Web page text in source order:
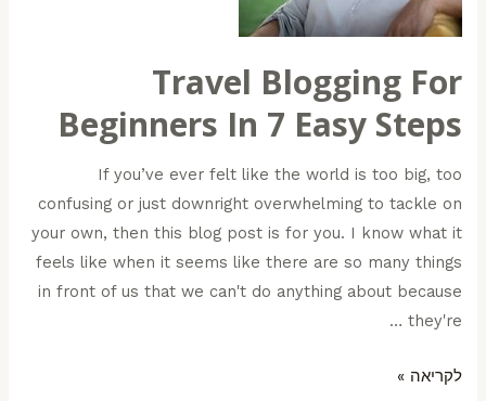
Travel Blogging For
Beginners In 7 Easy Steps
If you’ve ever felt like the world is too big, too
confusing or just downright overwhelming to tackle on
your own, then this blog post is for you. I know what it
feels like when it seems like there are so many things
in front of us that we can't do anything about because
they're …
לקריאה »